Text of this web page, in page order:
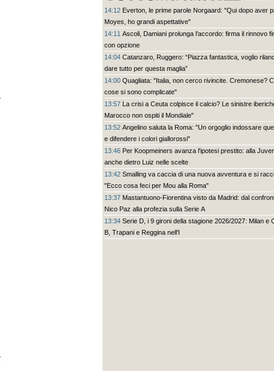
14:12 Everton, le prime parole Norgaard: "Qui dopo aver
Moyes, ho grandi aspettative"
14:11 Ascoli, Damiani prolunga l'accordo: firma il rinnovo
con opzione
14:04 Catanzaro, Ruggero: “Piazza fantastica, voglio
dare tutto per questa maglia”
14:00 Quagliata: "Italia, non cerco rivincite. Cremonese?
cose si sono complicate"
13:57 La crisi a Ceuta colpisce il calcio? Le sinistre
Marocco non ospiti il Mondiale"
13:52 Angelino saluta la Roma: "Un orgoglio indossare
e difendere i colori giallorossi"
13:46 Per Koopmeiners avanza l'ipotesi prestito: alla
anche dietro Luiz nelle scelte
13:42 Smalling va caccia di una nuova avventura e si
"Ecco cosa feci per Mou alla Roma"
13:37 Mastantuono-Fiorentina visto da Madrid: dal
Nico Paz alla profezia sulla Serie A
13:34 Serie D, i 9 gironi della stagione 2026/2027: Milan e
B, Trapani e Reggina nell'I